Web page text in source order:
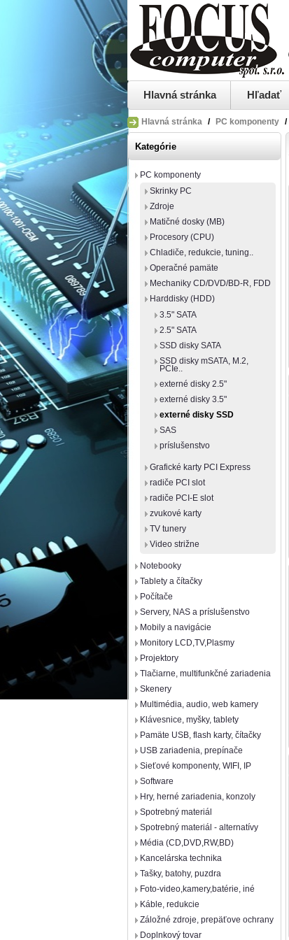
Hlavná stránka Hľadať
Hlavná stránka / PC komponenty /
Kategórie
PC komponenty
Skrinky PC
Zdroje
Matičné dosky (MB)
Procesory (CPU)
Chladiče, redukcie, tuning..
Operačné pamäte
Mechaniky CD/DVD/BD-R, FDD
Harddisky (HDD)
3.5" SATA
2.5" SATA
SSD disky SATA
SSD disky mSATA, M.2,
PCIe..
externé disky 2.5"
externé disky 3.5"
externé disky SSD
SAS
príslušenstvo
Grafické karty PCI Express
radiče PCI slot
radiče PCI-E slot
zvukové karty
TV tunery
Video strižne
Notebooky
Tablety a čítačky
Počítače
Servery, NAS a príslušenstvo
Mobily a navigácie
Monitory LCD,TV,Plasmy
Projektory
Tlačiarne, multifunkčné zariadenia
Skenery
Multimédia, audio, web kamery
Klávesnice, myšky, tablety
Pamäte USB, flash karty, čítačky
USB zariadenia, prepínače
Sieťové komponenty, WIFI, IP
Software
Hry, herné zariadenia, konzoly
Spotrebný materiál
Spotrebný materiál - alternatívy
Média (CD,DVD,RW,BD)
Kancelárska technika
Tašky, batohy, puzdra
Foto-video,kamery,batérie, iné
Káble, redukcie
Záložné zdroje, prepäťove ochrany
Doplnkový tovar